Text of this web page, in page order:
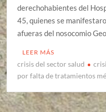
derechohabientes del
45, quienes se
afueras del nosocomio
LEER MÁS
crisis del sector salud
por falta de tratamientos